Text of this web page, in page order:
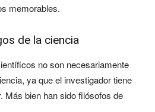
memorables.
de la ciencia
no son necesariamente
ya que el investigador tiene
Más bien han sido filósofos de